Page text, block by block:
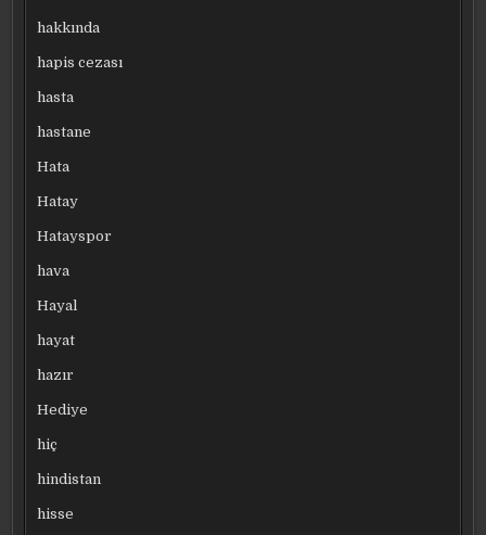
hakkında
hapis cezası
hasta
hastane
Hata
Hatay
Hatayspor
hava
Hayal
hayat
hazır
Hediye
hiç
hindistan
hisse